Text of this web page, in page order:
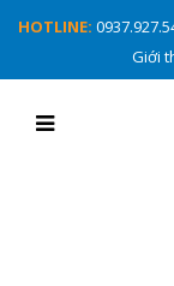
HOTLINE:
Giới